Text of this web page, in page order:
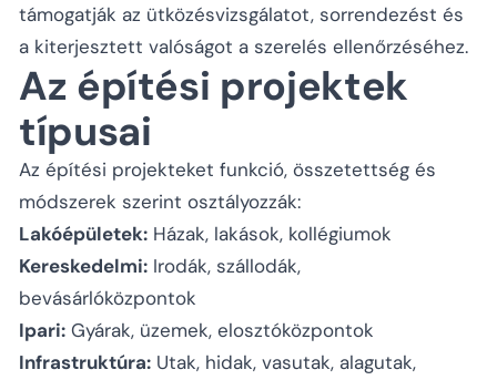
támogatják az ütközésvizsgálatot, sorrendezést és
a kiterjesztett valóságot a szerelés ellenőrzéséhez.
Az építési projektek
típusai
Az építési projekteket funkció, összetettség és
módszerek szerint osztályozzák:
Lakóépületek: Házak, lakások, kollégiumok
Kereskedelmi: Irodák, szállodák,
bevásárlóközpontok
Ipari: Gyárak, üzemek, elosztóközpontok
Infrastruktúra: Utak, hidak, vasutak, alagutak,